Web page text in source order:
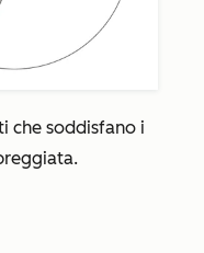
che soddisfano i